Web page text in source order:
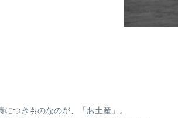
につきものなのが、「お土産」。